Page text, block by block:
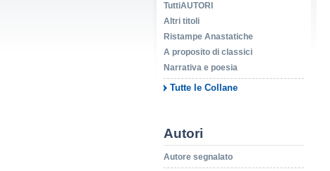
TuttiAUTORI
Altri titoli
Ristampe Anastatiche
A proposito di classici
Narrativa e poesia
Tutte le Collane
Autori
Autore segnalato